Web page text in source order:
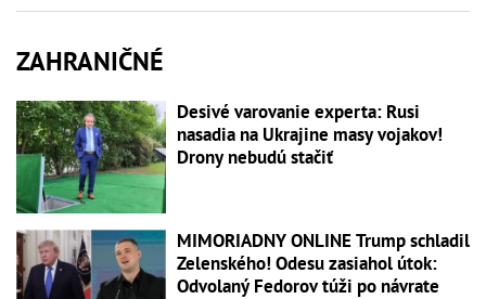
ZAHRANIČNÉ
Desivé varovanie experta: Rusi
nasadia na Ukrajine masy vojakov!
Drony nebudú stačiť
MIMORIADNY ONLINE Trump schladil
Zelenského! Odesu zasiahol útok:
Odvolaný Fedorov túži po návrate